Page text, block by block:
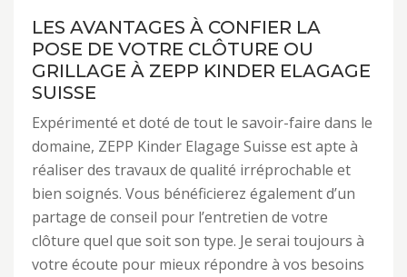
LES AVANTAGES À CONFIER LA
POSE DE VOTRE CLÔTURE OU
GRILLAGE À ZEPP KINDER ELAGAGE
SUISSE
Expérimenté et doté de tout le savoir-faire dans le
domaine, ZEPP Kinder Elagage Suisse est apte à
réaliser des travaux de qualité irréprochable et
bien soignés. Vous bénéficierez également d’un
partage de conseil pour l’entretien de votre
clôture quel que soit son type. Je serai toujours à
votre écoute pour mieux répondre à vos besoins